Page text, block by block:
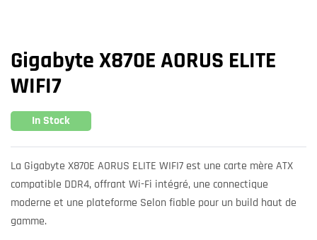
Gigabyte X870E AORUS ELITE
WIFI7
In Stock
La Gigabyte X870E AORUS ELITE WIFI7 est une carte mère ATX
compatible DDR4, offrant Wi-Fi intégré, une connectique
moderne et une plateforme Selon fiable pour un build haut de
gamme.